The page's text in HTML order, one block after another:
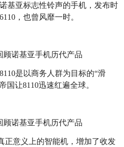
基亚标志性铃声的手机，发布时
，也曾风靡一时。
是以商务人群为目标的“滑
国让8110迅速红遍全球。
正意义上的智能机，增加了收发